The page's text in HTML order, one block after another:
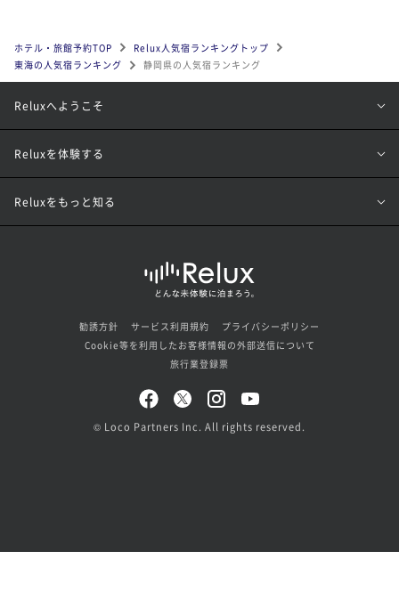
ホテル・旅館予約TOP
Relux人気宿ランキングトップ
東海の人気宿ランキング
静岡県の人気宿ランキング
Reluxへようこそ
Reluxを体験する
Reluxをもっと知る
勧誘方針 サービス利用規約
プライバシーポリシー
Cookie等を利用したお客様情報の外部送信について
旅行業登録票
© Loco Partners Inc. All rights reserved.